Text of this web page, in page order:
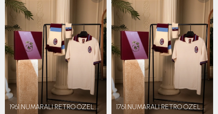
1961 NUMARALI RETRO ÖZEL SET
1761 NUMARALI RETRO ÖZEL SET